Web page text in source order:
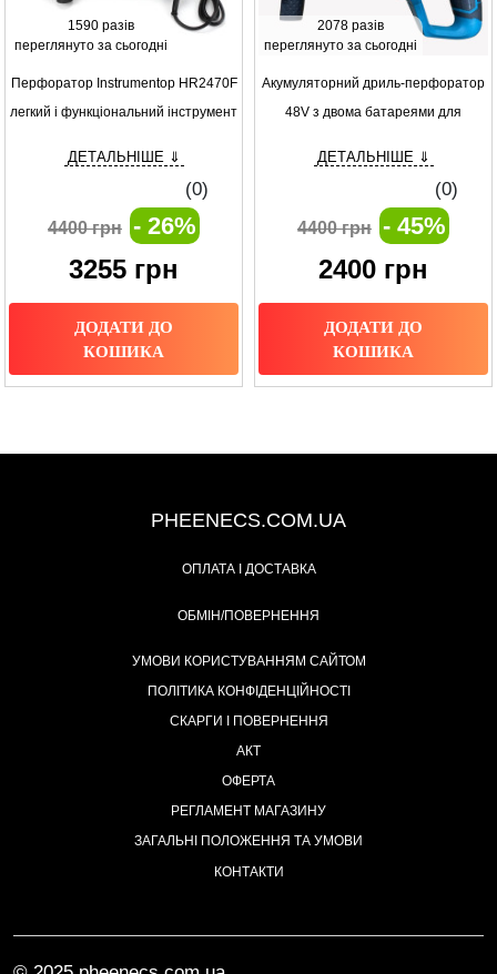
1590 разів
переглянуто за сьогодні
Перфоратор Instrumentop HR2470F
легкий і функціональний інструмент
ДЕТАЛЬНІШЕ ⇓
(0)
4400 грн - 26%
3255 грн
ДОДАТИ ДО
КОШИКА
2078 разів
переглянуто за сьогодні
Акумуляторний дриль-перфоратор
48V з двома батареями для
РОЗПРОДАЖ ТОВАРУ)
ДЕТАЛЬНІШЕ ⇓
(0)
4400 грн - 45%
2400 грн
ДОДАТИ ДО
КОШИКА
PHEENECS.COM.UA
ОПЛАТА І ДОСТАВКА
ОБМІН/ПОВЕРНЕННЯ
УМОВИ КОРИСТУВАННЯМ САЙТОМ
ПОЛІТИКА КОНФІДЕНЦІЙНОСТІ
СКАРГИ І ПОВЕРНЕННЯ
АКТ
ОФЕРТА
РЕГЛАМЕНТ МАГАЗИНУ
ЗАГАЛЬНІ ПОЛОЖЕННЯ ТА УМОВИ
КОНТАКТИ